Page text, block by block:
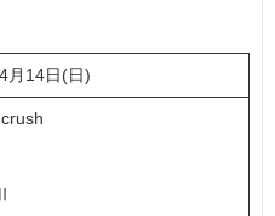
月14日(日)